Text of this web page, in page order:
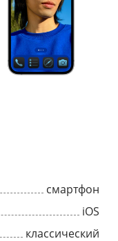
смартфон
iOS
классический